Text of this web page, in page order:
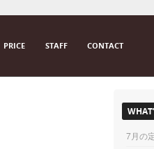
PRICE STAFF CONTACT
7月の